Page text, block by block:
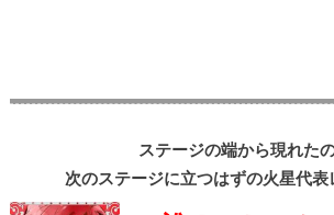
ステージの端から現れた
次のステージに立つはずの火星代表